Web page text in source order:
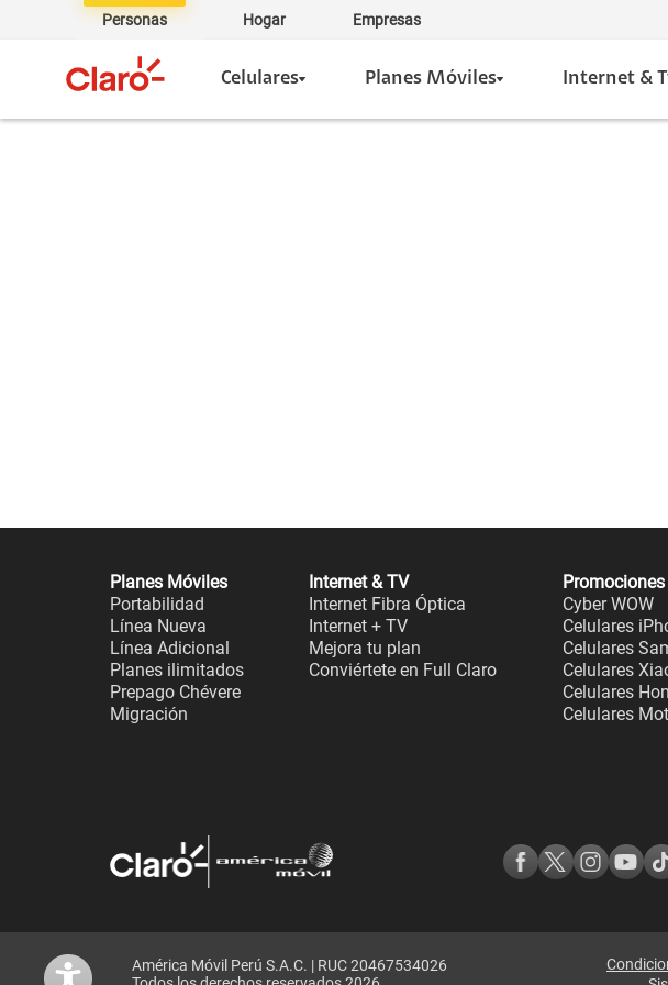
Personas Hogar Empresas
Celulares Planes Móviles Internet &
Planes Móviles
Portabilidad
Línea Nueva
Línea Adicional
Planes ilimitados
Prepago Chévere
Migración
Internet & TV
Internet Fibra Óptica
Internet + TV
Mejora tu plan
Conviértete en Full Claro
Promociones
Cyber WOW
Celulares
Celulares
Celulares
Celulares
Celulares
América Móvil Perú S.A.C. | RUC 20467534026